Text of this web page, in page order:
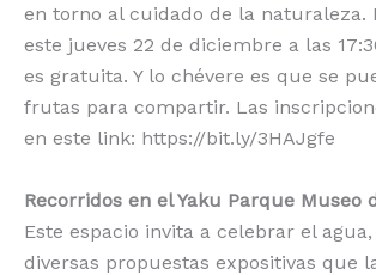
en torno al cuidado de la naturaleza.
este jueves 22 de diciembre a las
es gratuita. Y lo chévere es que se
frutas para compartir. Las
en este link: https://bit.ly/3HAJgfe
Recorridos en el Yaku Parque Museo
Este espacio invita a celebrar el
diversas propuestas expositivas que